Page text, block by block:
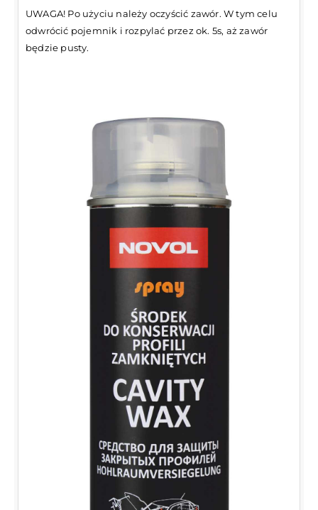
UWAGA! Po użyciu należy oczyścić zawór. W tym celu
odwrócić pojemnik i rozpylać przez ok. 5s, aż zawór
będzie pusty.